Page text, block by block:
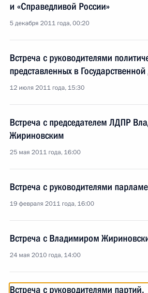
и «Справедливой России»
5 декабря 2011 года, 00:20
Встреча с руководителями
представленных в
12 июля 2011 года, 15:30
Встреча с председателем ЛДПР
Жириновским
25 мая 2011 года, 16:00
Встреча с руководителями
19 февраля 2011 года, 16:00
Встреча с Владимиром
24 мая 2010 года, 14:00
Встреча с руководителями партий,